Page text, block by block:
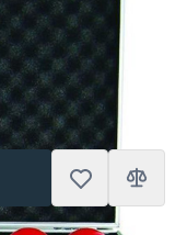
Op voorraad